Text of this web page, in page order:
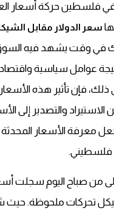
في فلسطين حركة أسعار
سعر الدولار مقابل
في وقت يشهد فيه
عوامل سياسية
فإن تأثير هذه
والتصدير إلى
معرفة الأسعار
فلسطيني.
من صباح اليوم سجلت
تحركات ملحوظة.